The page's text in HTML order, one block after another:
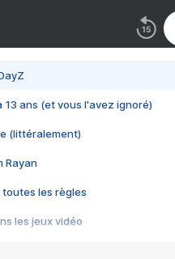
13 ans (et vous l'avez ignoré)
(littéralement)
Rayan
toutes les règles
les jeux vidéo